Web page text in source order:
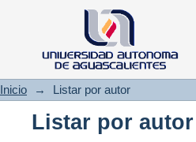
Listar por autor
Inicio → Listar por autor
Listar por autor